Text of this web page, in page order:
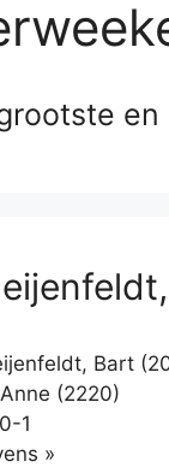
Bart
(2220)
1
»